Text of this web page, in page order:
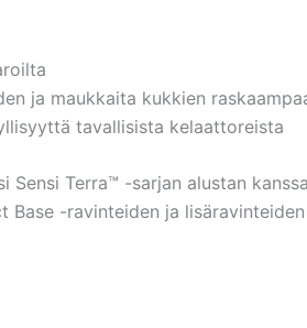
ja maukkaita kukkien
tavallisista kelaattoreista
Terra™ -sarjan alustan
-ravinteiden ja